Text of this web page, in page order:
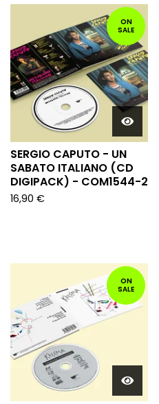
ON
SALE
SERGIO CAPUTO - UN
SABATO ITALIANO (CD
DIGIPACK) - COM1544-2
16,90 €
ON
SALE